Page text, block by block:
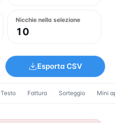
Nicchie nella selezione
10
Esporta CSV
Testo Fattura Sorteggio Mini